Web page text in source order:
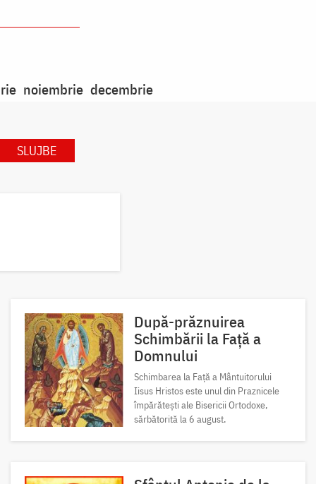
noiembrie decembrie
SLUJBE
După-prăznuirea
Schimbării la Față a
Domnului
Schimbarea la Față a Mântuitorului
Iisus Hristos este unul din Praznicele
împărătești ale Bisericii Ortodoxe,
sărbătorită la 6 august.